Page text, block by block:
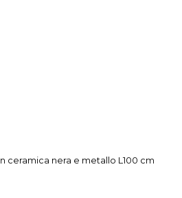
ceramica nera e metallo L100 cm